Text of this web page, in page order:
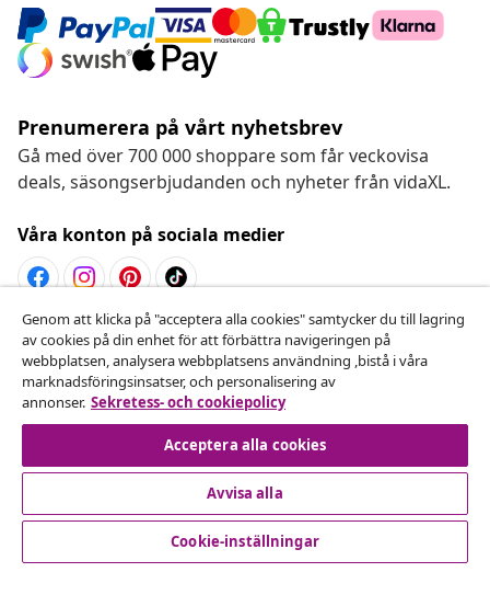
Prenumerera på vårt nyhetsbrev
Gå med över 700 000 shoppare som får veckovisa
deals, säsongserbjudanden och nyheter från vidaXL.
Våra konton på sociala medier
Avbryta avtalet
Skicka in en begäran om uttag för din beställning.
Avbryta avtalet
Kundservice
Genom att klicka på "acceptera alla cookies" samtycker du till lagring
av cookies på din enhet för att förbättra navigeringen på
webbplatsen, analysera webbplatsens användning ,bistå i våra
marknadsföringsinsatser, och personalisering av
annonser. Sekretess- och cookiepolicy
Acceptera alla cookies
Avvisa alla
Cookie-inställningar